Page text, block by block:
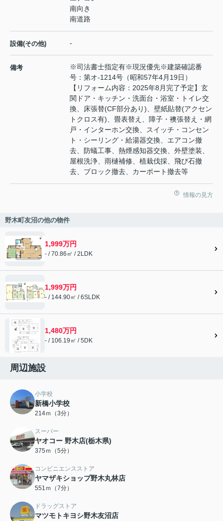
南向き
南道路
設備(その他) -
備考
※司法書士指定有※現況優先※建築確認番
号：第オ-1214号（昭和57年4月19日）
【リフォーム内容：2025年8月完了予定】玄
関ドア・キッチン・洗面台・浴室・トイレ交
換、床張替(CF部分あり)、壁紙貼替(アクセン
トクロス有)、畳表替え、障子・襖張替え・網
戸・インターホン交換、スイッチ・コンセン
ト・シーリング・給湯器交換、エアコン撤
去、防蟻工事、熱煙感知器交換、外壁塗装、
屋根洗浄、雨樋補修、植栽伐採、飛び石撤
去、ブロック撤去、カーポート撤去等
情報の見方
野木町友沼の他の物件
1,999万円
- / 70.86㎡ / 2LDK
1,999万円
- / 144.90㎡ / 6SLDK
1,480万円
- / 106.19㎡ / 5DK
周辺施設
小学校
新橋小学校
214ｍ（3分）
スーパー
ヤオコー 野木店(栃木県)
375ｍ（5分）
コンビニエンスストア
ヤマザキショップ野木丸林店
551ｍ（7分）
ドラッグストア
マツモトキヨシ野木友沼店